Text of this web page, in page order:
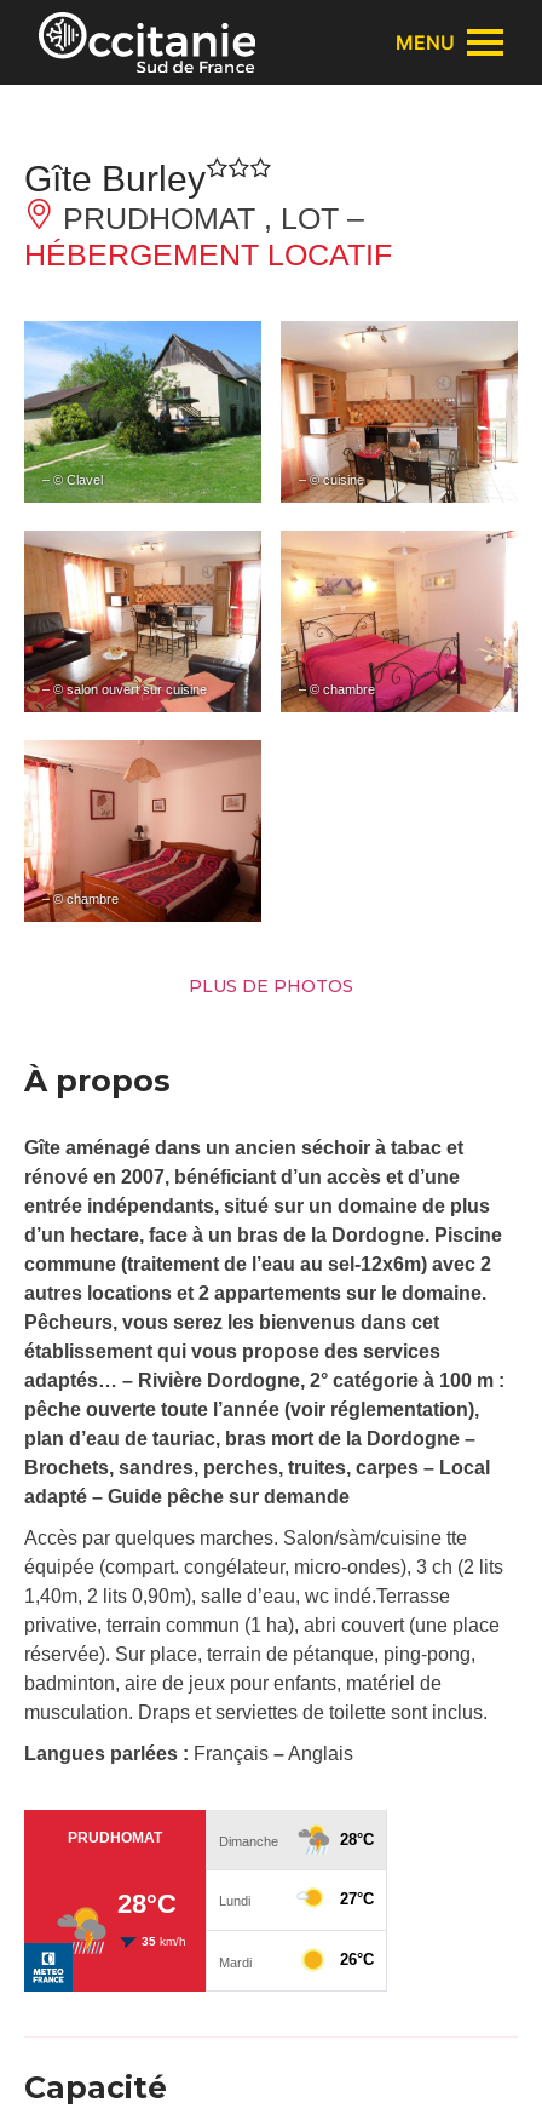
Panneau de gestion des cookies
MENU
Gîte Burley
PRUDHOMAT , LOT –
HÉBERGEMENT LOCATIF
– © Clavel – © cuisine
– © salon ouvert sur cuisine – © chambre
– © chambre
PLUS DE PHOTOS
À propos
Gîte aménagé dans un ancien séchoir à tabac et
rénové en 2007, bénéficiant d’un accès et d’une
entrée indépendants, situé sur un domaine de plus
d’un hectare, face à un bras de la Dordogne. Piscine
commune (traitement de l’eau au sel-12x6m) avec 2
autres locations et 2 appartements sur le domaine.
Pêcheurs, vous serez les bienvenus dans cet
établissement qui vous propose des services
adaptés… – Rivière Dordogne, 2° catégorie à 100 m :
pêche ouverte toute l’année (voir réglementation),
plan d’eau de tauriac, bras mort de la Dordogne –
Brochets, sandres, perches, truites, carpes – Local
adapté – Guide pêche sur demande
Accès par quelques marches. Salon/sàm/cuisine tte
équipée (compart. congélateur, micro-ondes), 3 ch (2 lits
1,40m, 2 lits 0,90m), salle d’eau, wc indé.Terrasse
privative, terrain commun (1 ha), abri couvert (une place
réservée). Sur place, terrain de pétanque, ping-pong,
badminton, aire de jeux pour enfants, matériel de
musculation. Draps et serviettes de toilette sont inclus.
Langues parlées : Français –Anglais
Capacité